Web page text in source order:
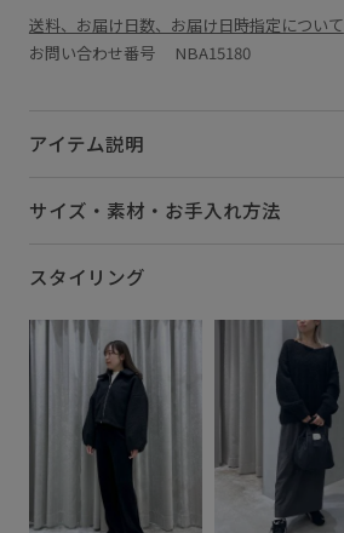
送料、お届け日数、お届け日時指定について
お問い合わせ番号 NBA15180
アイテム説明
サイズ・素材・お手入れ方法
スタイリング